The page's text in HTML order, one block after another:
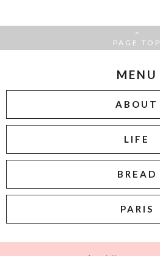
PAGE TOP
MENU
ABOUT
LIFE
BREAD
PARIS